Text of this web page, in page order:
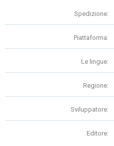
Spedizione:
Piattaforma:
Le lingue:
Regione:
Sviluppatore:
Editore: